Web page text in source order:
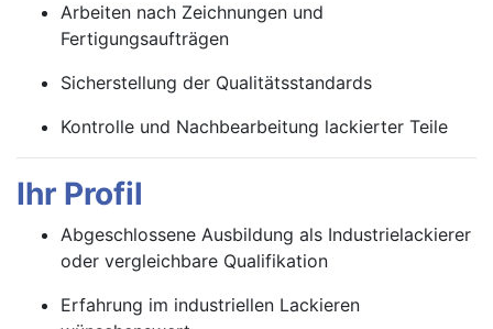
Arbeiten nach Zeichnungen und
Fertigungsaufträgen
Sicherstellung der Qualitätsstandards
Kontrolle und Nachbearbeitung lackierter Teile
Ihr Profil
Abgeschlossene Ausbildung als Industrielackierer
oder vergleichbare Qualifikation
Erfahrung im industriellen Lackieren